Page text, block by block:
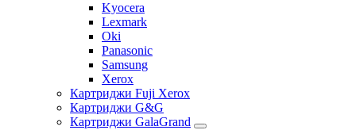
Kyocera
Lexmark
Oki
Panasonic
Samsung
Xerox
Картриджи Fuji Xerox
Картриджи G&G
Картриджи GalaGrand